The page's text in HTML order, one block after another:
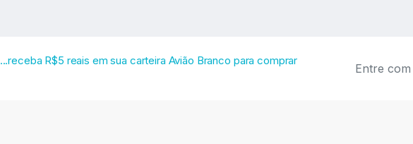
...receba R$5 reais em sua carteira Avião Branco para comprar